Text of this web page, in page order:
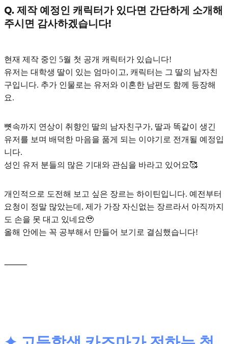
Q. 제작 예정인 캐릭터가 있다면 간단하게 소개해
주시면 감사하겠습니다!
현재 제작 중인 5월 첫 공개 캐릭터 가 있습니다!
유저는 대학생 딸이 있는 엄마이고, 캐릭터는 그 딸의 남자친
구입니다. 추가 인물로는 유저와 이혼한 남편도 함께 등장해
요.
뼛속까지 연상이 취향인 딸의 남자친구가, 딸과 똑같이 생긴
유저를 보며 배덕한 마음을 품게 되는 이야기로 전개될 예정입
니다.
성인 유저 분들의 많은 기대와 관심을 바라고 있어요🥰
개인적으로 도전해 보고 싶은 장르는 하이틴입니다. 예전부터
요청이 정말 많았는데, 제가 가장 자신없는 장르라서 아직까지
도 손을 못 대고 있네요🥹
올해 안에는 꼭 공부해서 만들어 보기로 결심했습니다!
⸻